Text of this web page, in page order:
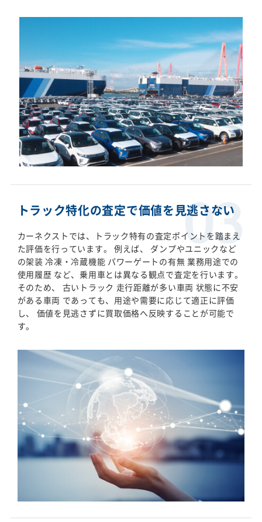
トラック特化の査定で価値を見逃さない
カーネクストでは、トラック特有の査定ポイントを踏まえ
た評価を行っています。 例えば、 ダンプやユニックなど
の架装 冷凍・冷蔵機能 パワーゲートの有無 業務用途での
使用履歴 など、乗用車とは異なる観点で査定を行います。
そのため、 古いトラック 走行距離が多い車両 状態に不安
がある車両 であっても、用途や需要に応じて適正に評価
し、 価値を見逃さずに買取価格へ反映することが可能で
す。